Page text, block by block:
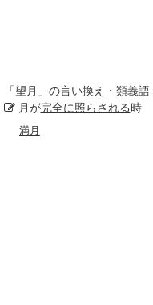
「望月 」の言い換え・類義語
月が完全に照らされる時
満月